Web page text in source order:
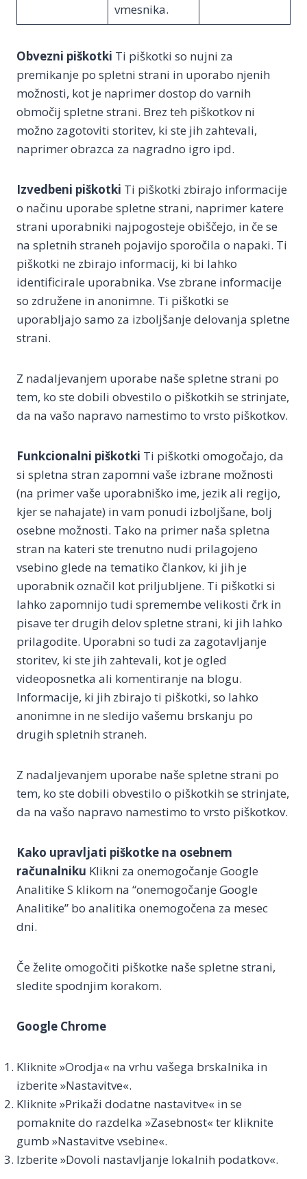
vmesnika.
Obvezni piškotki Ti piškotki so nujni za
premikanje po spletni strani in uporabo njenih
možnosti, kot je naprimer dostop do varnih
območij spletne strani. Brez teh piškotkov ni
možno zagotoviti storitev, ki ste jih zahtevali,
naprimer obrazca za nagradno igro ipd.
Izvedbeni piškotki Ti piškotki zbirajo informacije
o načinu uporabe spletne strani, naprimer katere
strani uporabniki najpogosteje obiščejo, in če se
na spletnih straneh pojavijo sporočila o napaki. Ti
piškotki ne zbirajo informacij, ki bi lahko
identificirale uporabnika. Vse zbrane informacije
so združene in anonimne. Ti piškotki se
uporabljajo samo za izboljšanje delovanja spletne
strani.
Z nadaljevanjem uporabe naše spletne strani po
tem, ko ste dobili obvestilo o piškotkih se strinjate,
da na vašo napravo namestimo to vrsto piškotkov.
Funkcionalni piškotki Ti piškotki omogočajo, da
si spletna stran zapomni vaše izbrane možnosti
(na primer vaše uporabniško ime, jezik ali regijo,
kjer se nahajate) in vam ponudi izboljšane, bolj
osebne možnosti. Tako na primer naša spletna
stran na kateri ste trenutno nudi prilagojeno
vsebino glede na tematiko člankov, ki jih je
uporabnik označil kot priljubljene. Ti piškotki si
lahko zapomnijo tudi spremembe velikosti črk in
pisave ter drugih delov spletne strani, ki jih lahko
prilagodite. Uporabni so tudi za zagotavljanje
storitev, ki ste jih zahtevali, kot je ogled
videoposnetka ali komentiranje na blogu.
Informacije, ki jih zbirajo ti piškotki, so lahko
anonimne in ne sledijo vašemu brskanju po
drugih spletnih straneh.
Z nadaljevanjem uporabe naše spletne strani po
tem, ko ste dobili obvestilo o piškotkih se strinjate,
da na vašo napravo namestimo to vrsto piškotkov.
Kako upravljati piškotke na osebnem
računalniku Klikni za onemogočanje Google
Analitike S klikom na “onemogočanje Google
Analitike” bo analitika onemogočena za mesec
dni.
Če želite omogočiti piškotke naše spletne strani,
sledite spodnjim korakom.
Google Chrome
Kliknite »Orodja« na vrhu vašega brskalnika in
izberite »Nastavitve«.
Kliknite »Prikaži dodatne nastavitve« in se
pomaknite do razdelka »Zasebnost« ter kliknite
gumb »Nastavitve vsebine«.
Izberite »Dovoli nastavljanje lokalnih podatkov«.